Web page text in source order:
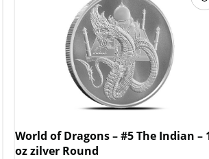
World of Dragons – #5 The Indian –
oz zilver Round